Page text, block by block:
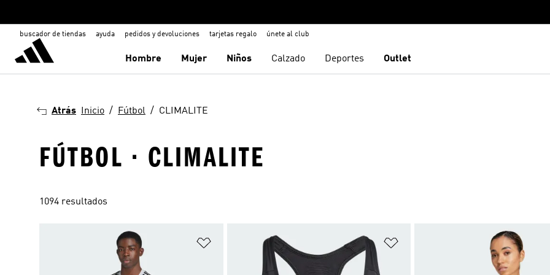
buscador de tiendas ayuda pedidos y devoluciones tarjetas regalo únete al club
Hombre Mujer Niños Calzado Deportes Outlet
Atrás Inicio Fútbol CLIMALITE
FÚTBOL · CLIMALITE
1094 resultados
Añadir a la lista de deseos Añadir a la lista de deseos